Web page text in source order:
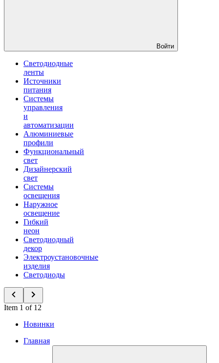
Войти
Светодиодные
ленты
Источники
питания
Системы
управления
и
автоматизации
Алюминиевые
профили
Функциональный
свет
Дизайнерский
свет
Системы
освещения
Наружное
освещение
Гибкий
неон
Светодиодный
декор
Электроустановочные
изделия
Светодиоды
Item 1 of 12
Новинки
Главная